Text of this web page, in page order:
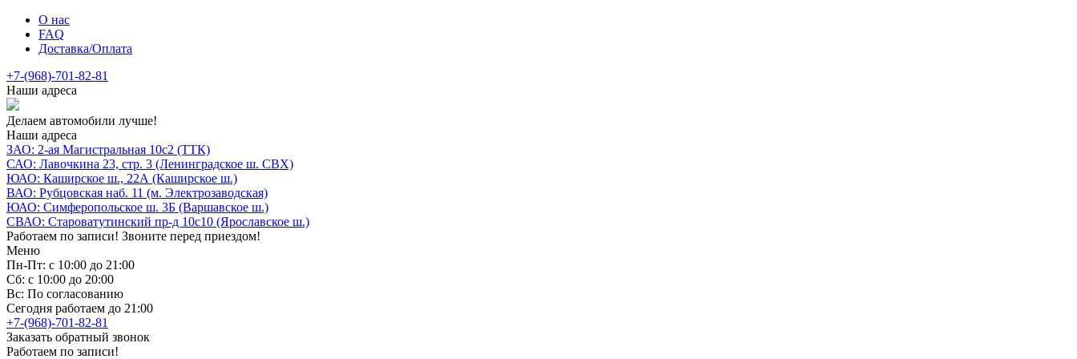
О нас
FAQ
Доставка/Оплата
+7-(968)-701-82-81
Наши адреса
Делаем автомобили лучше!
Наши адреса
ЗАО: 2-ая Магистральная 10с2 (ТТК)
САО: Лавочкина 23, стр. 3 (Ленинградское ш. СВХ)
ЮАО: Каширское ш., 22А (Каширское ш.)
ВАО: Рубцовская наб. 11 (м. Электрозаводская)
ЮАО: Симферопольское ш. 3Б (Варшавское ш.)
СВАО: Староватутинский пр-д 10с10 (Ярославское ш.)
Работаем по записи! Звоните перед приездом!
Меню
Пн-Пт: с 10:00 до 21:00
Сб: с 10:00 до 20:00
Вс: По согласованию
Сегодня работаем до 21:00
+7-(968)-701-82-81
Заказать обратный звонок
Работаем по записи!